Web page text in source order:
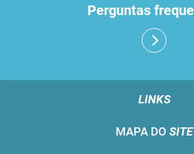
Perguntas
LINKS
MAPA DO SITE